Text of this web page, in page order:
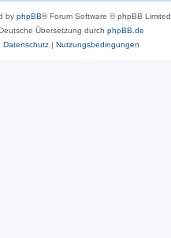
by phpBB® Forum Software © phpBB Limited
Übersetzung durch phpBB.de
Datenschutz| Nutzungsbedingungen